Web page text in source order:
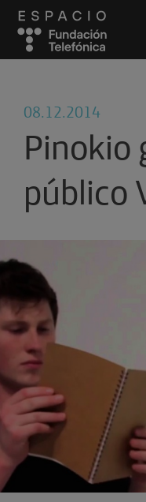
08.12.2014
Pinokio
público